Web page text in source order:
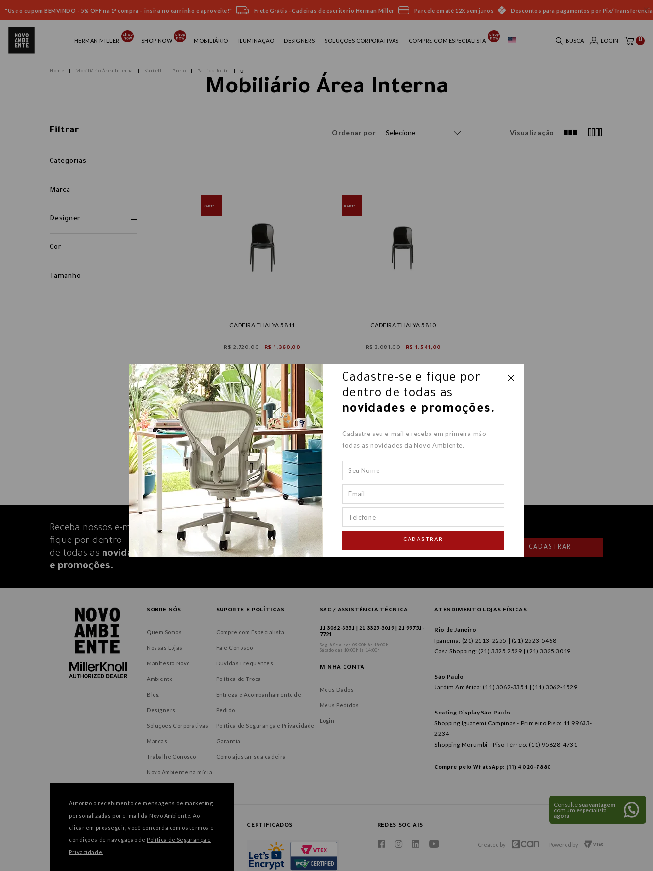
"Use o cupom BEMVINDO - 5% OFF na 1ª compra – insira no carrinho e aproveite!" Frete Grátis - Cadeiras de escritório Herman Miller Parcele em até 12X sem juros Descontos para pagamentos por Pix/Transferência
HERMAN MILLER SHOP NOW MOBILIÁRIO ILUMINAÇÃO DESIGNERS SOLUÇÕES CORPORATIVAS COMPRE COM ESPECIALISTA BUSCA LOGIN 0
Mobiliário Área Interna Kartell Preto Patrick Jouin U
Mobiliário Área Interna
Filtrar
Categorias
Marca
Designer
Cor
Tamanho
Ordenar por Selecione Visualização
CADEIRA THALYA 5811
R$ 2.720,00 R$ 1.360,00
KARTELL
CADEIRA THALYA 5810
R$ 3.081,00 R$ 1.541,00
KARTELL
Receba nossos e-mails e
fique por dentro
de todas as novidades
e promoções.
CADASTRAR
SOBRE NÓS
Quem Somos
Nossas Lojas
Manifesto Novo
Ambiente
Blog
Designers
Soluções Corporativas
Marcas
Trabalhe Conosco
Novo Ambiente na mídia
SUPORTE E POLÍTICAS
Compre com Especialista
Fale Conosco
Dúvidas Frequentes
Política de Troca
Entrega e Acompanhamento de
Pedido
Política de Segurança e Privacidade
Garantia
Como ajustar sua cadeira
SAC / ASSISTÊNCIA TÉCNICA
11 3062-3351 | 21 3325-3019 | 21 99751-
7721
Seg. à Sex. das 09:00h às 18:00h
Sábado das 10:00h às 14:00h
MINHA CONTA
Meus Dados
Meus Pedidos
Login
ATENDIMENTO LOJAS FÍSICAS
Rio de Janeiro
Ipanema: (21) 2513-2255 | (21) 2523-5468
Casa Shopping: (21) 3325 2529 | (21) 3325 3019
São Paulo
Jardim América: (11) 3062-3351 | (11) 3062-1529
Seating Display São Paulo
Shopping Iguatemi Campinas - Primeiro Piso: 11 99633-
2234
Shopping Morumbi - Piso Térreo: (11) 95628-4731
Compre pelo WhatsApp: (11) 4020-7880
FORMAS DE PAGAMENTO CERTIFICADOS REDES SOCIAIS
Created by Powered by
Cadastre-se e fique por
dentro de todas as
novidades e promoções.
Cadastre seu e-mail e receba em primeira mão
todas as novidades da Novo Ambiente.
CADASTRAR
Autorizo o recebimento de mensagens de marketing
personalizadas por e-mail da Novo Ambiente. Ao
clicar em prosseguir, você concorda com os termos e
condições de navegação de Política de Segurança e
Privacidade.
Consulte sua vantagem
com um especialista
agora